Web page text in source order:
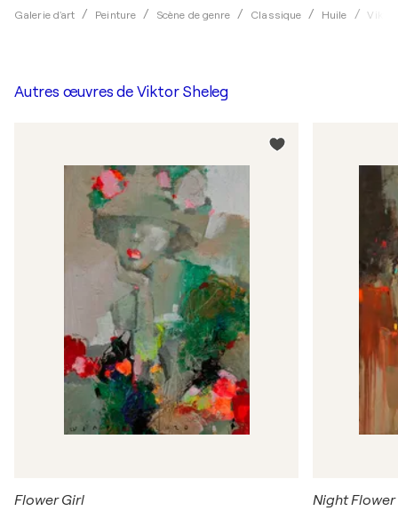
Galerie d'art Peinture Scène de genre Classique Huile Viktor
Autres œuvres de Viktor Sheleg
Flower Girl Night Flower